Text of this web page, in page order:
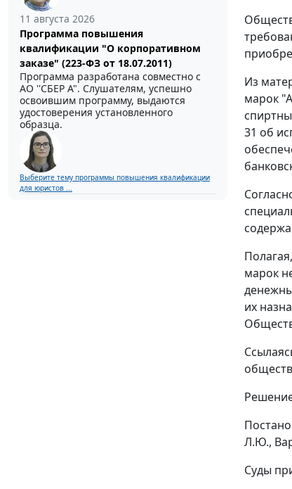
11 августа 2026
Программа повышения
квалификации "О корпоративном
заказе" (223-ФЗ от 18.07.2011)
Программа разработана совместно с
АО ''СБЕР А". Слушателям, успешно
освоившим программу, выдаются
удостоверения установленного
образца.
Выберите тему программы повышения квалификации
для юристов ...
Из
марок
31 об
марок
их
Л.Ю.,
Суды